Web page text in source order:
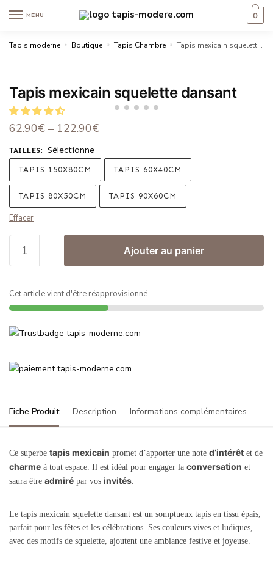
MENU 0
Tapis moderne » Boutique » Tapis Chambre » Tapis mexicain squelette dansant
Tapis mexicain squelette dansant
62.90€ – 122.90€
TAILLES: Sélectionne
TAPIS 150X80CM TAPIS 60X40CM
TAPIS 80X50CM TAPIS 90X60CM
Effacer
Ajouter au panier
Cet article vient d'être réapprovisionné
Fiche Produit Description Informations complémentaires
Ce superbe tapis mexicain promet d’apporter une note d’intérêt et de
charme à tout espace. Il est idéal pour engager la conversation et
saura être admiré par vos invités.
Le tapis mexicain squelette dansant est un somptueux tapis en tissu épais,
parfait pour les fêtes et les célébrations. Ses couleurs vives et ludiques,
avec des motifs de squelette, ajoutent une ambiance festive et joyeuse.